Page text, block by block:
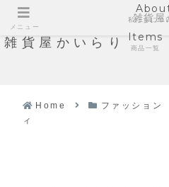
雑貨屋かいらり
私たちにつ
Items
商品一覧
Home ファッション
ィ
メニュー
雑貨屋